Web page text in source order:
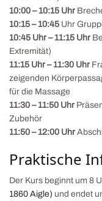
10:00 – 10:15 Uhr
10:15 – 10:45 Uhr
10:45 Uhr – 11:15 Uhr
Extremität)
11:15 Uhr – 11:30 Uhr
zeigenden
für die Massage
11:30 – 11:50 Uhr
Zubehör
11:50 – 12:00 Uhr
Praktische
Der Kurs beginnt um 8
1860 Aigle) und endet